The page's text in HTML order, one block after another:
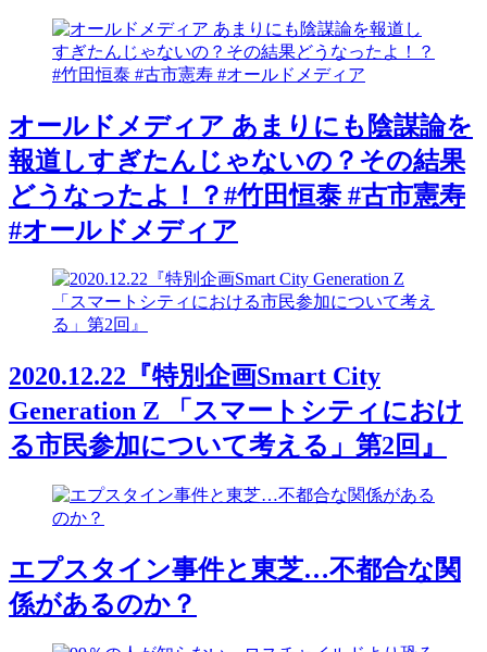
オールドメディア あまりにも陰謀論を
報道しすぎたんじゃないの？その結果
どうなったよ！？#竹田恒泰 #古市憲寿
#オールドメディア
2020.12.22『特別企画Smart City
Generation Z 「スマートシティにおけ
る市民参加について考える」第2回』
エプスタイン事件と東芝…不都合な関
係があるのか？